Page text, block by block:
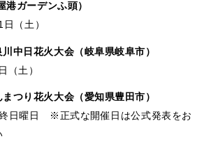
港ガーデンふ頭）
（土）
中日花火大会（岐阜県岐阜市）
（土）
つり花火大会（愛知県豊田市）
日曜日 ※正式な開催日は公式発表をお